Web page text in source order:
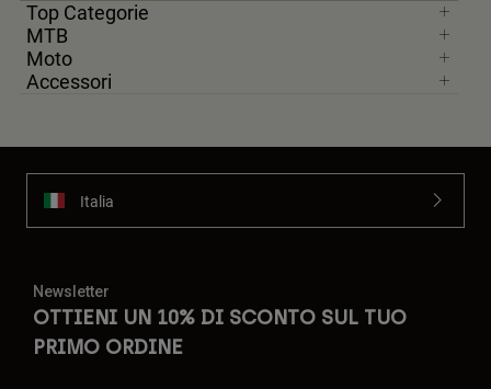
Top Categorie
MTB
Moto
Accessori
Italia
Newsletter
OTTIENI UN 10% DI SCONTO SUL TUO
PRIMO ORDINE